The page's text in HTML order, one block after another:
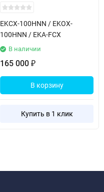
EKCX-100HNN / EKOX-
100HNN / EKA-FCX
В наличии
165 000 ₽
В корзину
Купить в 1 клик